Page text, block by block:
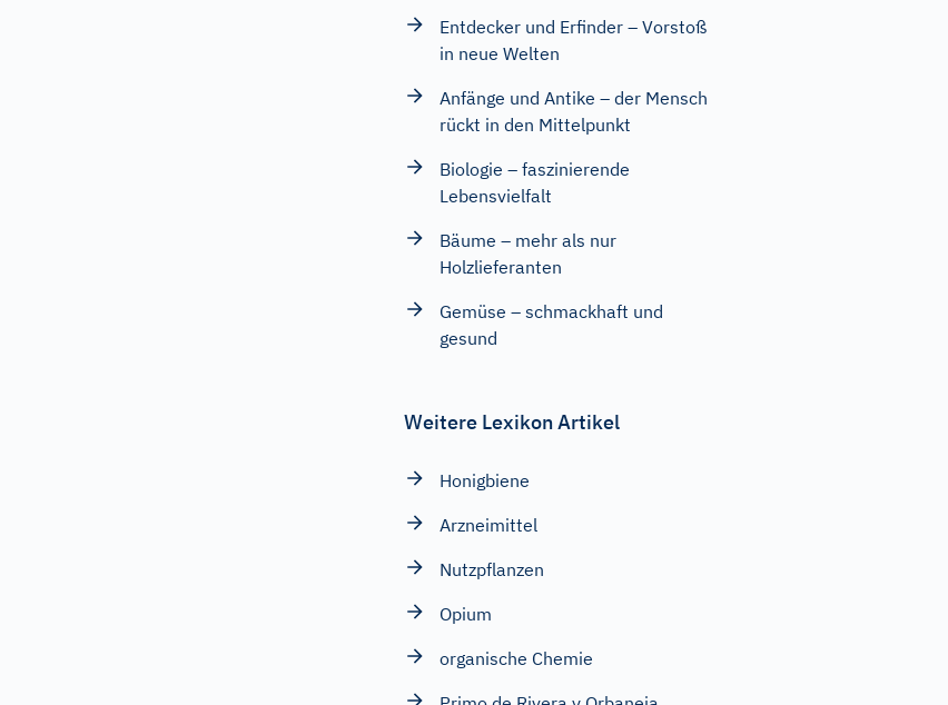
Entdecker und Erfinder – Vorstoß
in neue Welten
Anfänge und Antike – der Mensch
rückt in den Mittelpunkt
Biologie – faszinierende
Lebensvielfalt
Bäume – mehr als nur
Holzlieferanten
Gemüse – schmackhaft und
gesund
Weitere Lexikon Artikel
Honigbiene
Arzneimittel
Nutzpflanzen
Opium
organische Chemie